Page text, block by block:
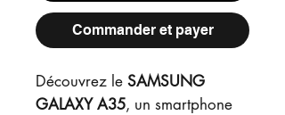
Commander et payer
Découvrez le SAMSUNG
GALAXY A35, un smartphone